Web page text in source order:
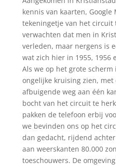
kennis van kaarten, Google
tekeningetje van het circuit
verwachten dat men in
verleden, maar nergens is
wat zich hier in 1955, 1956
Als we op het grote
ongelijke kruising zien, met
afbuigende weg aan één
bocht van het circuit te
pakken de telefoon erbij
we bevinden ons op het
dan gedacht, rijdend
aan weerskanten 80.000
toeschouwers. De